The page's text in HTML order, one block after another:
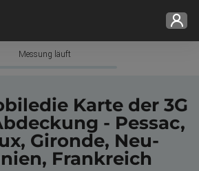
Messung läuft
Karte der 3G
- Pessac,
Gironde, Neu-
Frankreich